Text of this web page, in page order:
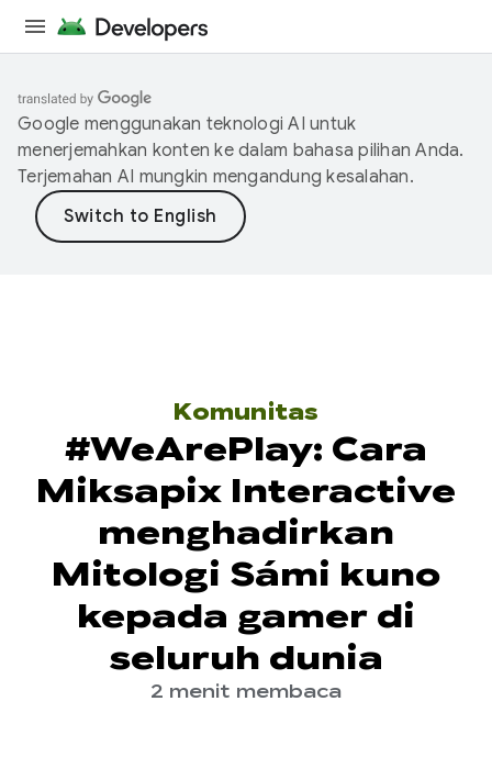
Google menggunakan teknologi AI untuk
menerjemahkan konten ke dalam bahasa pilihan Anda.
Terjemahan AI mungkin mengandung kesalahan.
Komunitas
#WeArePlay: Cara
Miksapix Interactive
menghadirkan
Mitologi Sámi kuno
kepada gamer di
seluruh dunia
2 menit membaca